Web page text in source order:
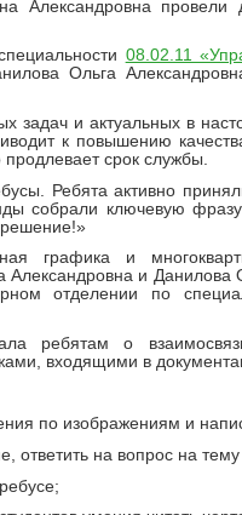
Александровна провели
08.02.11
Ольга
задач и актуальных в
к повышению
продлевает срок службы.
Ребята активно
собрали ключевую
графика и
Александровна и
отделении по
ребятам о
входящими в
по изображениям и
ответить на вопрос на